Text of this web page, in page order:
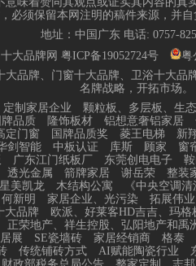
必须保留本网注明的稿件来源，并自
地址：中国广东 电话: 0757-
大品牌网 粤ICP备19052724号
粤
品牌、门窗十大品牌、卫浴十大
名牌战略，开拓市场。
定制家居企业 颗粒板、多层板、生
牌品质 隆饰板材 铝想意奢铝家居
定门窗 国牌品质奖 菱王电梯 新
剑智能 中板认证 库斯 顾家 窗
广东江门纸板厂 东莞创电电子
透光金属 箭牌家居 谢岳荣 整装
美凯龙 木结构公寓 《中央空调
何新明 家居企业、光污染 拓展伟业
大品牌 欧派、好莱客HD吉吉、玛
荣地产、祥生控股、弘阳地产和禹
展 SE瓷墙砖 家居经销商 格泰
传统铺砖方式 AI赋能陶瓷行业